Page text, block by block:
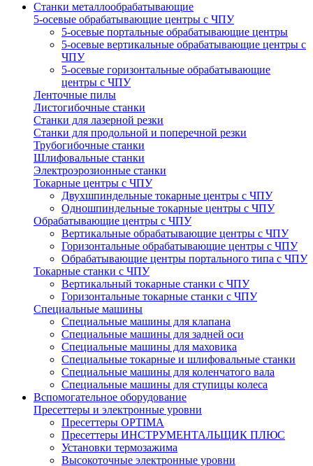
Станки металлообрабатывающие
5-осевые обрабатывающие центры с ЧПУ
5-осевые портальные обрабатывающие центры
5-осевые вертикальные обрабатывающие центры с
ЧПУ
5-осевые горизонтальные обрабатывающие
центры с ЧПУ
Ленточные пилы
Листогибочные станки
Станки для лазерной резки
Станки для продольной и поперечной резки
Трубогибочные станки
Шлифовальные станки
Электроэрозионные станки
Токарные центры с ЧПУ
Двухшпиндельные токарные центры с ЧПУ
Одношпиндельные токарные центры с ЧПУ
Обрабатывающие центры с ЧПУ
Вертикальные обрабатывающие центры с ЧПУ
Горизонтальные обрабатывающие центры с ЧПУ
Обрабатывающие центры портального типа с ЧПУ
Токарные станки с ЧПУ
Вертикальный токарные станки с ЧПУ
Горизонтальные токарные станки с ЧПУ
Специальные машины
Специальные машины для клапана
Специальные машины для задней оси
Специальные машины для маховика
Специальные токарные и шлифовальные станки
Специальные машины для коленчатого вала
Специальные машины для ступицы колеса
Вспомогательное оборудование
Пресеттеры и электронные уровни
Пресеттеры OPTIMA
Пресеттеры ИНСТРУМЕНТАЛЬЩИК ПЛЮС
Установки термозажима
Высокоточные электронные уровни